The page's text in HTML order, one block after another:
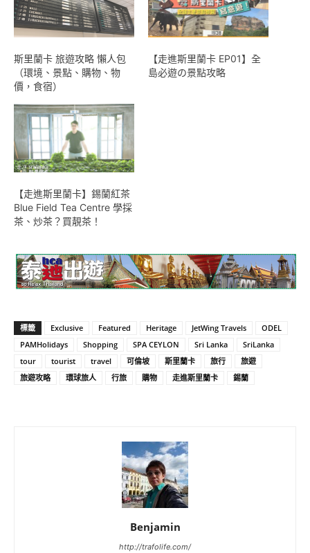
斯里蘭卡 旅遊攻略 懶人包
（環境、景點、購物、物
價，食宿）
【走進斯里蘭卡 EP01】全
島必遊の景點攻略
【走進斯里蘭卡】錫蘭紅茶
Blue Field Tea Centre 學採
茶、炒茶？買靚茶！
標籤 Exclusive Featured Heritage JetWing Travels
ODEL
PAMHolidays
Shopping SPA CEYLON Sri Lanka
SriLanka
tour
tourist travel 可倫坡 斯里蘭卡 旅行
旅遊
旅遊攻略
環球旅人 行旅 購物 走進斯里蘭卡 錫蘭
Benjamin
http://trafolife.com/